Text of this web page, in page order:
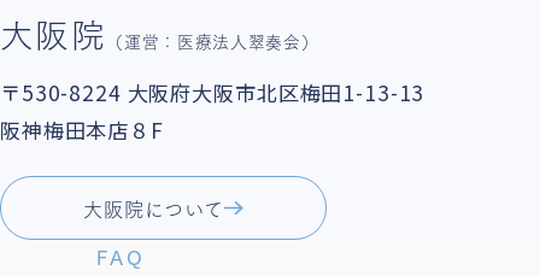
大阪院 （運営：医療法人翠奏会）
〒530-8224 大阪府大阪市北区梅田1-13-13
阪神梅田本店８F
大阪院について
FAQ